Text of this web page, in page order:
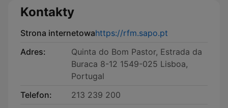
Kontakty
Strona internetowahttps://rfm.sapo.pt
Adres:
Quinta do Bom Pastor, Estrada da
Buraca 8-12 1549-025 Lisboa,
Portugal
Telefon:
213 239 200